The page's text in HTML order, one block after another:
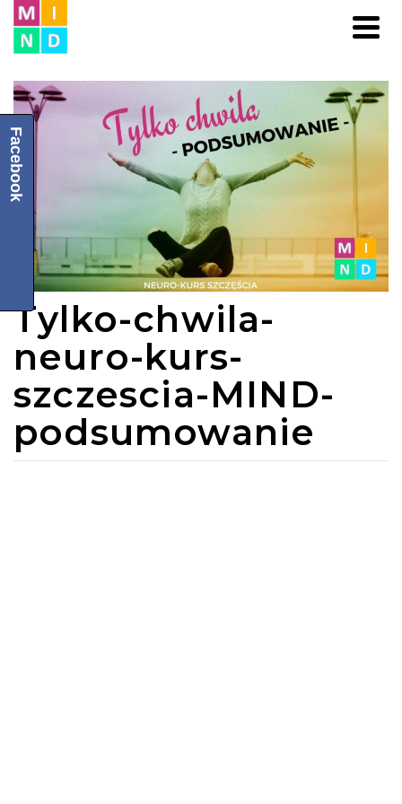
Tylko-chwila-
neuro-kurs-
szczescia-MIND-
podsumowanie
Facebook